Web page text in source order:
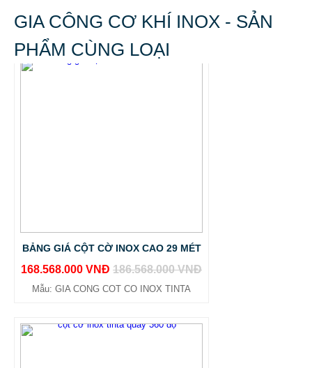
GIA CÔNG CƠ KHÍ INOX - SẢN
PHẨM CÙNG LOẠI
BẢNG GIÁ CỘT CỜ INOX CAO 29 MÉT
168.568.000 VNĐ 186.568.000 VNĐ
Mẫu: GIA CONG COT CO INOX TINTA